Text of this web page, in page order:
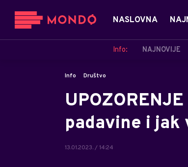
NASLOVNA
Info: NAJNOVIJE
Info Društvo
padavine i jak
13.01.2023. / 14:24